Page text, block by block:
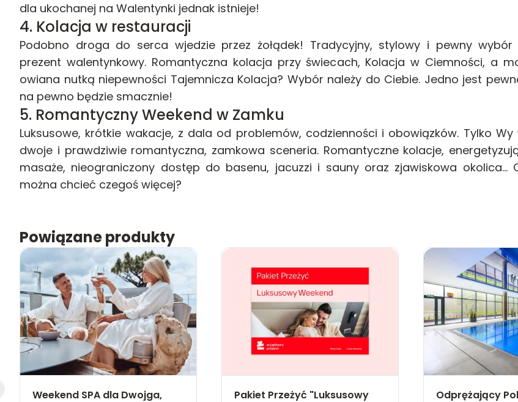
dla ukochanej na Walentynki jednak istnieje!
4. Kolacja w restauracji
Podobno droga do serca wjedzie przez żołądek! Tradycyjny, stylowy i pewny wybór
prezent walentynkowy. Romantyczna kolacja przy świecach, Kolacja w Ciemności, a
owiana nutką niepewności Tajemnicza Kolacja? Wybór należy do Ciebie. Jedno jest
na pewno będzie smacznie!
5. Romantyczny Weekend w Zamku
Luksusowe, krótkie wakacje, z dala od problemów, codzienności i obowiązków. Tylko Wy
dwoje i prawdziwie romantyczna, zamkowa sceneria. Romantyczne kolacje,
masaże, nieograniczony dostęp do basenu, jacuzzi i sauny oraz zjawiskowa okolica…
można chcieć czegoś więcej?
Powiązane produkty
Weekend SPA dla Dwojga, Pakiet Przeżyć "Luksusowy Odprężający